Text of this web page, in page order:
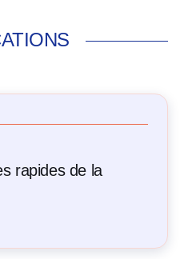
rapides de la